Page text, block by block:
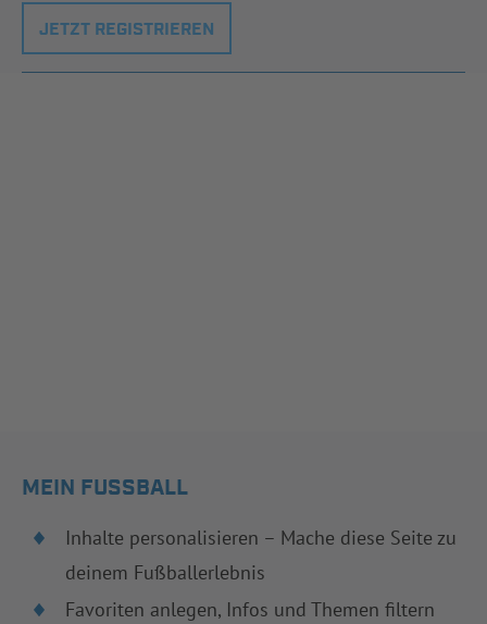
JETZT REGISTRIEREN
MEIN FUSSBALL
Inhalte personalisieren – Mache diese Seite zu
deinem Fußballerlebnis
Favoriten anlegen, Infos und Themen filtern